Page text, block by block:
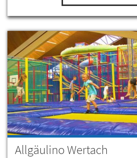
Allgäulino Wertach